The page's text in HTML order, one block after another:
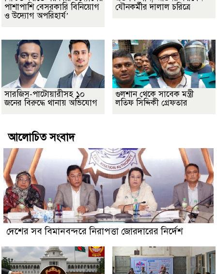
পাশাপাশি বেসরকারি বিনিয়োগ
ও উদ্যোগ অপরিহার্য’
যৌনকর্মীর দালাল চরিত্রে
সারজিস-পাটোয়ারীসহ ১০
জনের বিরুদ্ধে থানায় অভিযোগ
গুলশান থেকে সাবেক মন্ত্রী
লতিফ সিদ্দিকী গ্রেফতার
আলোচিত সংবাদ
দেশের সব বিমানবন্দরে নিরাপত্তা জোরদারের নির্দেশ